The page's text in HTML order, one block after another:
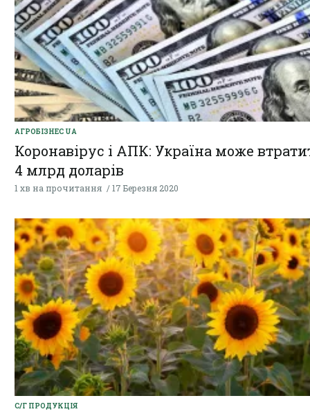
АГРОБІЗНЕС UA
Коронавірус і АПК: Україна може
4 млрд доларів
1 хв на прочитання 17 Березня 2020
С/Г ПРОДУКЦІЯ